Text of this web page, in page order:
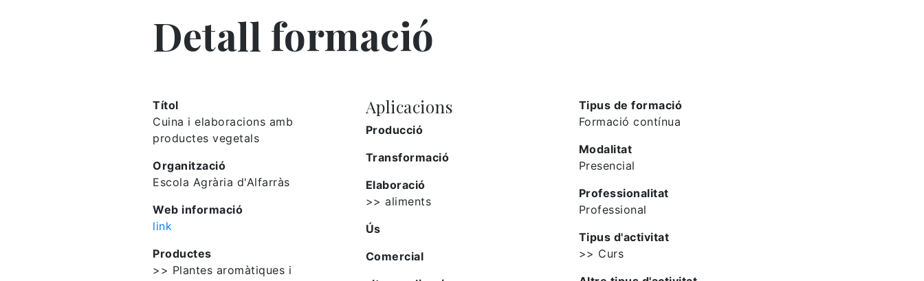
Detall formació
Títol
Cuina i elaboracions amb
productes vegetals
Organització
Escola Agrària d'Alfarràs
Web informació
link
Productes
>> Plantes aromàtiques i
Aplicacions
Producció
Transformació
Elaboració
>> aliments
Ús
Comercial
Tipus de formació
Formació contínua
Modalitat
Presencial
Professionalitat
Professional
Tipus d'activitat
>> Curs